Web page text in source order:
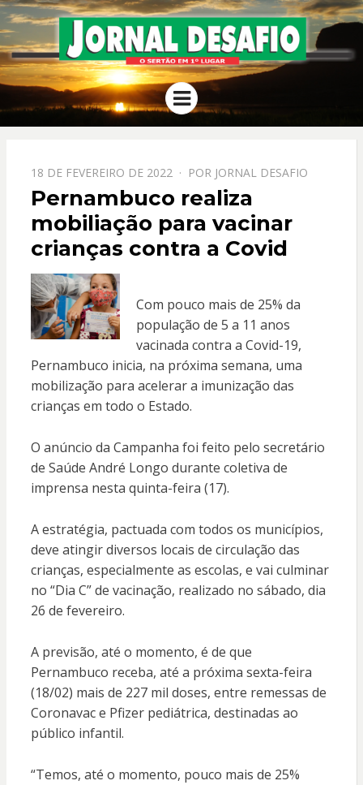
JORNAL
DESAFIO
O Sertão em 1º Lugar
Menu
PPOSTADO
EM
18 DE FEVEREIRO DE 2022 POR JORNAL DESAFIO
Pernambuco realiza
mobiliação para vacinar
crianças contra a Covid
Com pouco mais de 25% da
população de 5 a 11 anos
vacinada contra a Covid-19,
Pernambuco inicia, na próxima semana, uma
mobilização para acelerar a imunização das
crianças em todo o Estado.
O anúncio da Campanha foi feito pelo secretário
de Saúde André Longo durante coletiva de
imprensa nesta quinta-feira (17).
A estratégia, pactuada com todos os municípios,
deve atingir diversos locais de circulação das
crianças, especialmente as escolas, e vai culminar
no “Dia C” de vacinação, realizado no sábado, dia
26 de fevereiro.
A previsão, até o momento, é de que
Pernambuco receba, até a próxima sexta-feira
(18/02) mais de 227 mil doses, entre remessas de
Coronavac e Pfizer pediátrica, destinadas ao
público infantil.
“Temos, até o momento, pouco mais de 25%